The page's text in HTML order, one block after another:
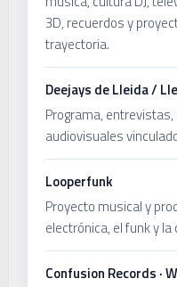
3D, recuerdos y
trayectoria.
Deejays de Lleida /
Programa,
audiovisuales
Looperfunk
Proyecto musical y
electrónica, el funk y la
Confusion Records ·